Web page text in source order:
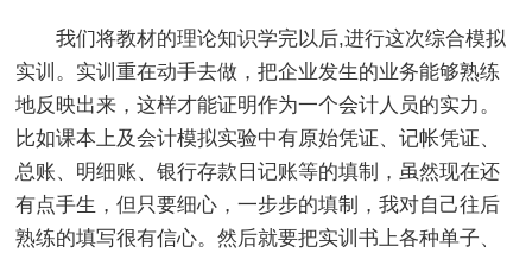
我们将教材的理论知识学完以后,进行这次综合模拟
实训。实训重在动手去做，把企业发生的业务能够熟练
地反映出来，这样才能证明作为一个会计人员的实力。
比如课本上及会计模拟实验中有原始凭证、记帐凭证、
总账、明细账、银行存款日记账等的填制，虽然现在还
有点手生，但只要细心，一步步的填制，我对自己往后
熟练的填写很有信心。然后就要把实训书上各种单子、